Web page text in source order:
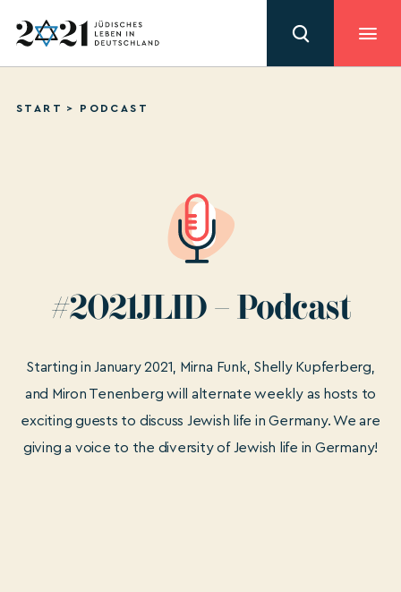
START > PODCAST
#2021JLID – Podcast
Starting in January 2021, Mirna Funk, Shelly Kupferberg,
and Miron Tenenberg will alternate weekly as hosts to
exciting guests to discuss Jewish life in Germany. We are
giving a voice to the diversity of Jewish life in Germany!